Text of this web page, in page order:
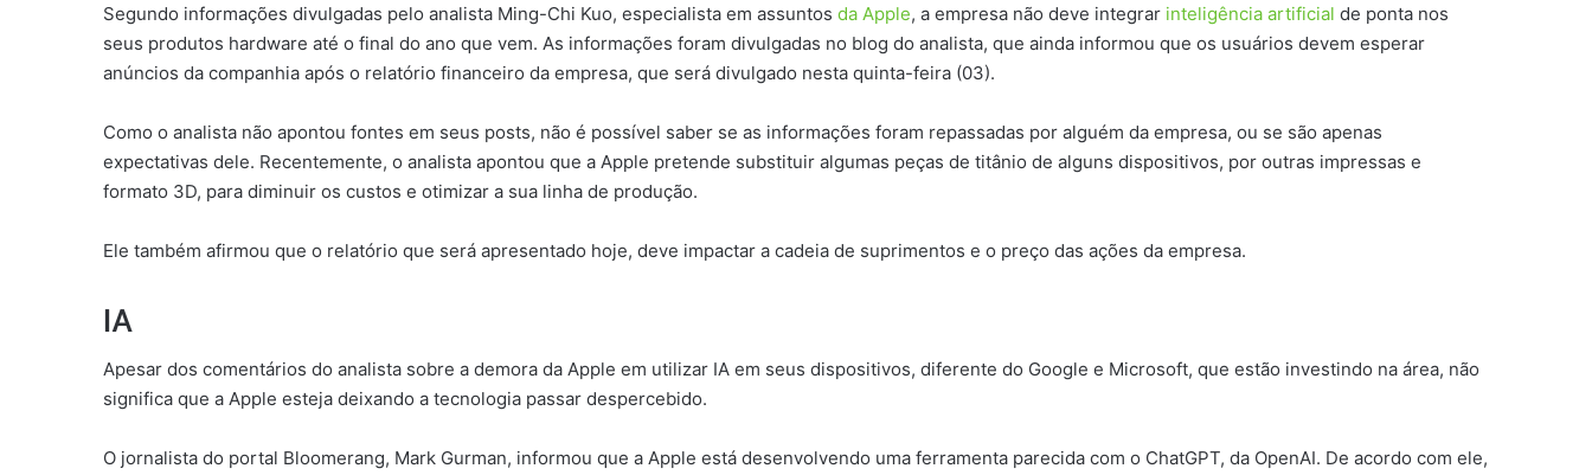
Segundo informações divulgadas pelo analista Ming-Chi Kuo, especialista em assuntos da Apple, a empresa não deve integrar inteligência artificial de ponta nos
seus produtos hardware até o final do ano que vem. As informações foram divulgadas no blog do analista, que ainda informou que os usuários devem esperar
anúncios da companhia após o relatório financeiro da empresa, que será divulgado nesta quinta-feira (03).
Como o analista não apontou fontes em seus posts, não é possível saber se as informações foram repassadas por alguém da empresa, ou se são apenas
expectativas dele. Recentemente, o analista apontou que a Apple pretende substituir algumas peças de titânio de alguns dispositivos, por outras impressas e
formato 3D, para diminuir os custos e otimizar a sua linha de produção.
Ele também afirmou que o relatório que será apresentado hoje, deve impactar a cadeia de suprimentos e o preço das ações da empresa.
IA
Apesar dos comentários do analista sobre a demora da Apple em utilizar IA em seus dispositivos, diferente do Google e Microsoft, que estão investindo na área, não
significa que a Apple esteja deixando a tecnologia passar despercebido.
O jornalista do portal Bloomerang, Mark Gurman, informou que a Apple está desenvolvendo uma ferramenta parecida com o ChatGPT, da OpenAI. De acordo com ele,